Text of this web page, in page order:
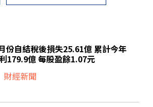
份自結稅後損失25.61億 累計今年
179.9億 每股盈餘1.07元
財經新聞